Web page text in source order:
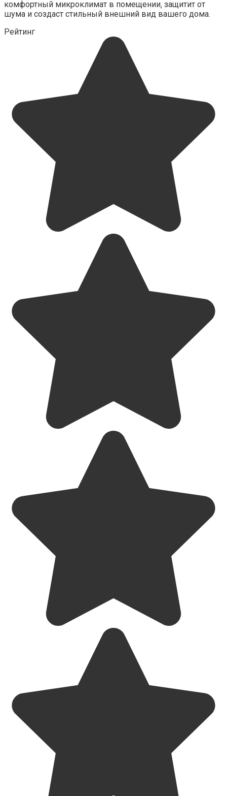
комфортный микроклимат в помещении‚ защитит от
шума и создаст стильный внешний вид вашего дома.
Рейтинг